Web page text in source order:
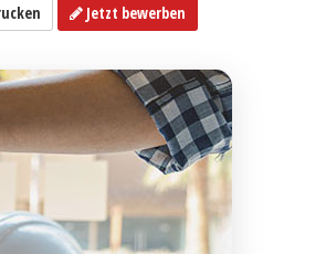
Jetzt bewerben